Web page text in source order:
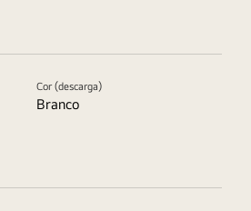
Cor (descarga)
Branco